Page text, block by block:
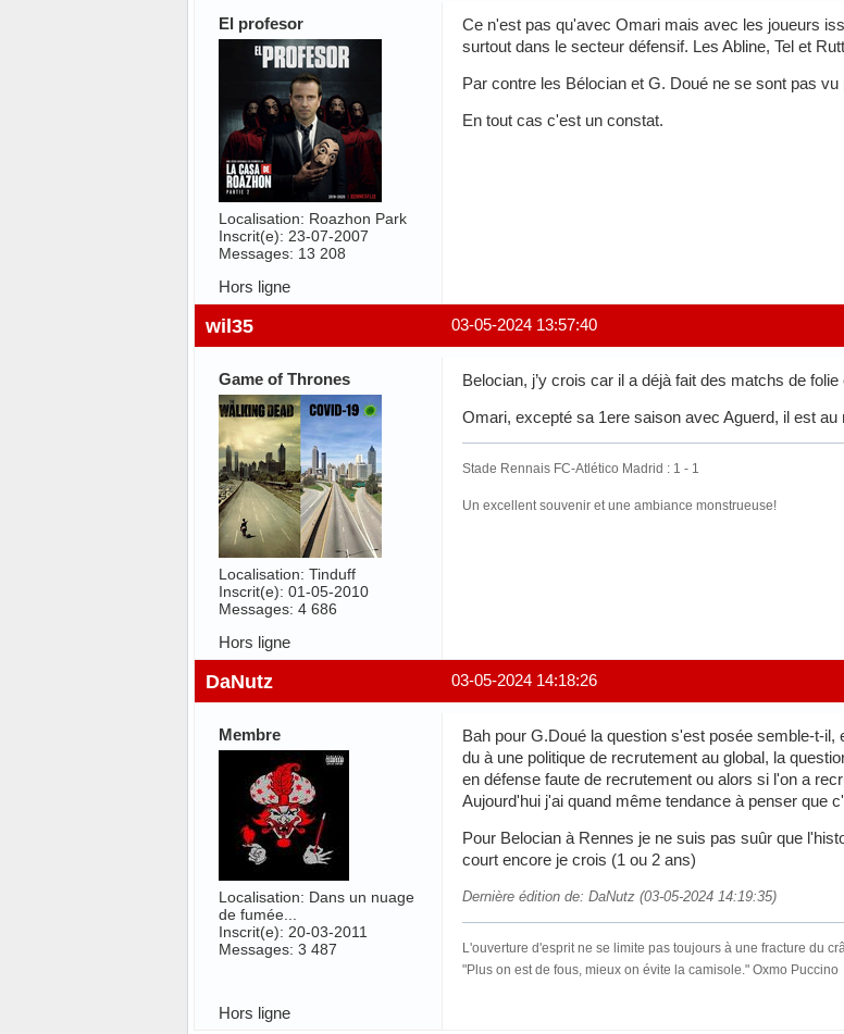
El profesor
Localisation: Roazhon Park
Inscrit(e): 23-07-2007
Messages: 13 208
Ce n'est pas qu'avec Omari mais avec les joueurs
surtout dans le secteur défensif. Les Abline, Tel et
Par contre les Bélocian et G. Doué ne se sont pas vu
En tout cas c'est un constat.
Hors ligne
03-05-2024 13:57:40
wil35
Game of Thrones
Localisation: Tinduff
Inscrit(e): 01-05-2010
Messages: 4 686
Belocian, j’y crois car il a déjà fait des matchs de folie
Omari, excepté sa 1ere saison avec Aguerd, il est
Stade Rennais FC-Atlético Madrid : 1 - 1
Un excellent souvenir et une ambiance monstrueuse!
Hors ligne
03-05-2024 14:18:26
DaNutz
Membre
Localisation: Dans un nuage
de fumée...
Inscrit(e): 20-03-2011
Messages: 3 487
Bah pour G.Doué la question s'est posée semble-t-
du à une politique de recrutement au global, la
en défense faute de recrutement ou alors si l'on a
Aujourd'hui j'ai quand même tendance à penser que
Pour Belocian à Rennes je ne suis pas suûr que
court encore je crois (1 ou 2 ans)
Dernière édition de: DaNutz (03-05-2024 14:19:35)
L'ouverture d'esprit ne se limite pas toujours à une fracture du
"Plus on est de fous, mieux on évite la camisole." Oxmo Puccino
Hors ligne